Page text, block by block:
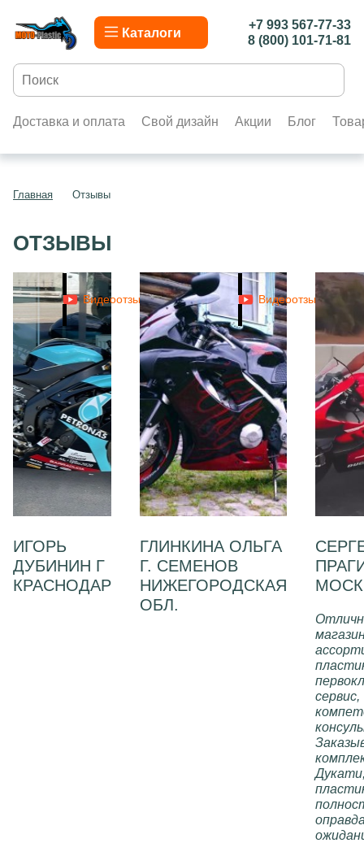
Каталоги
+7 993 567-77-33
8 (800) 101-71-81
Доставка и оплата Свой дизайн Акции Блог
Главная Отзывы
ОТЗЫВЫ
Видеоотзыв
ИГОРЬ
ДУБИНИН Г
КРАСНОДАР
Видеоотзыв
ГЛИНКИНА ОЛЬГА
Г. СЕМЕНОВ
НИЖЕГОРОДСКАЯ
ОБЛ.
сервис,